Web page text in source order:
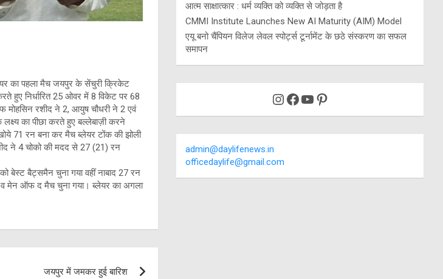
का पहला मैच जयपुर के सेंचुरी क्रिकेट
हुए निर्धारित 25 ओवर में 8 विकेट पर 68
मोहसिन रशीद ने 2, आयुष चौधरी ने 2 एवं
का पीछा करते हुए बल्लेबाज़ी करने
71 रन बना कर मैच ब्लेयर टोंक की झोली
ने 4 चोको की मदद से 27 (21) रन
बेस्ट बैट्समैन चुना गया वहीं नाबाद 27 रन
मेन ऑफ द मैच चुना गया। ब्लेयर का अगला
जयपुर में जमकर हुई बारिश
आत्म साक्षात्कार : धर्म व्यक्ति को व्यक्ति से जोड़ता है
CMMI Institute Launches New AI Maturity (AIM) Model
एयू बनो चैंपियन विलेज लेवल स्पोर्ट्स टूर्नामेंट के छठे संस्करण का सफल
समापन
Instagram
Facebook
YouTube
Pinterest
admin@daylifenews.in
officedaylife@gmail.com